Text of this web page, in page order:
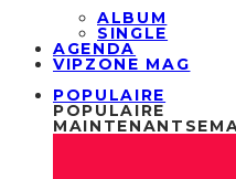
ALBUM
SINGLE
AGENDA
VIPZONE MAG
POPULAIRE
POPULAIRE
MAINTENANT